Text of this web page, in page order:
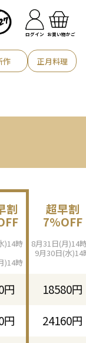
ログイン お買い物かご
作 正月料理
割
)14時
)14時
超早割
7%OFF
8月31日(月)14
9月30日(水)14
円 18580円
円 24160円